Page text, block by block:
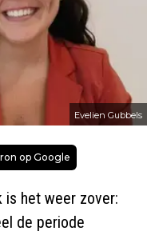
Evelien Gubbels
op Google
is het weer zover:
de periode